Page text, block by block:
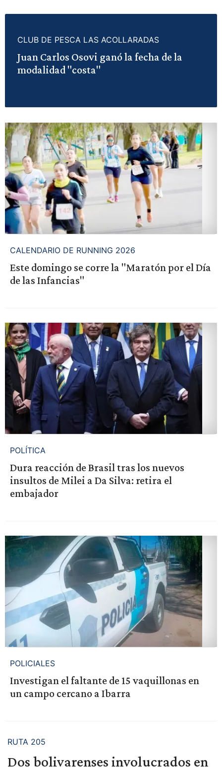
CLUB DE PESCA LAS ACOLLARADAS
Juan Carlos Osovi ganó la fecha de la
modalidad "costa"
CALENDARIO DE RUNNING 2026
Este domingo se corre la "Maratón por el Día
de las Infancias"
POLÍTICA
Dura reacción de Brasil tras los nuevos
insultos de Milei a Da Silva: retira el
embajador
POLICIALES
Investigan el faltante de 15 vaquillonas en
un campo cercano a Ibarra
RUTA 205
Dos bolivarenses involucrados en